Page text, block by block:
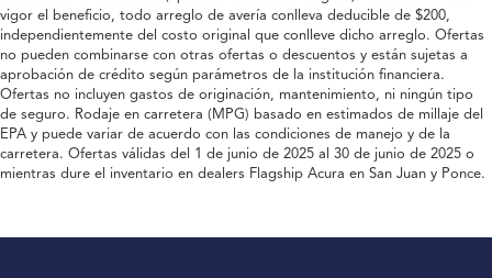
vigor el beneficio, todo arreglo de avería conlleva deducible de $200,
independientemente del costo original que conlleve dicho arreglo. Ofertas
no pueden combinarse con otras ofertas o descuentos y están sujetas a
aprobación de crédito según parámetros de la institución financiera.
Ofertas no incluyen gastos de originación, mantenimiento, ni ningún tipo
de seguro. Rodaje en carretera (MPG) basado en estimados de millaje del
EPA y puede variar de acuerdo con las condiciones de manejo y de la
carretera. Ofertas válidas del 1 de junio de 2025 al 30 de junio de 2025 o
mientras dure el inventario en dealers Flagship Acura en San Juan y Ponce.